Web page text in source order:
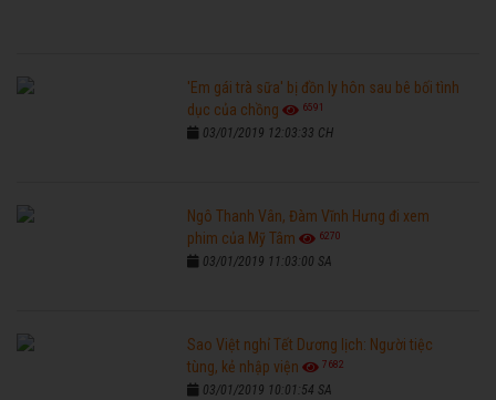
'Em gái trà sữa' bị đồn ly hôn sau bê bối tình
dục của chồng
6591
03/01/2019 12:03:33 CH
Ngô Thanh Vân, Đàm Vĩnh Hưng đi xem
phim của Mỹ Tâm
6270
03/01/2019 11:03:00 SA
Sao Việt nghỉ Tết Dương lịch: Người tiệc
tùng, kẻ nhập viện
7682
03/01/2019 10:01:54 SA